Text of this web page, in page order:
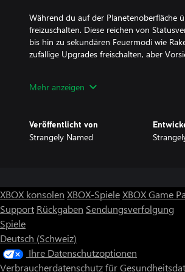
Während du auf der Planetenoberfläche
freizuschalten. Diese reichen von
bis hin zu sekundären Feuermodi wie
zufällige Upgrades freischalten, aber
Mehr anzeigen
Veröffentlicht von
Strangely Named
XBOX konsolen XBOX-SpieleXBOX Game
Support Rückgaben Sendungsverfolgung
Spiele
Deutsch (Schweiz)
Ihre Datenschutzoptionen
Verbraucherdatenschutz für